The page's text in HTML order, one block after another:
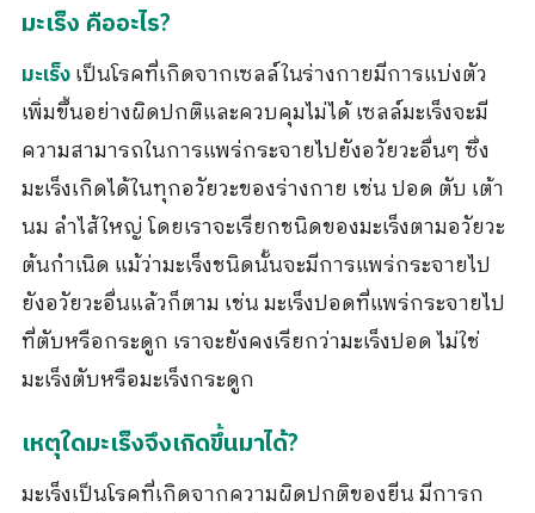
มะเร็ง คืออะไร?
มะเร็ง เป็นโรคที่เกิดจากเซลล์ในร่างกายมีการแบ่งตัว
เพิ่มขึ้นอย่างผิดปกติและควบคุมไม่ได้ เซลล์มะเร็งจะมี
ความสามารถในการแพร่กระจายไปยังอวัยวะอื่นๆ ซึ่ง
มะเร็งเกิดได้ในทุกอวัยวะของร่างกาย เช่น ปอด ตับ เต้า
นม ลำไส้ใหญ่ โดยเราจะเรียกชนิดของมะเร็งตามอวัยวะ
ต้นกำเนิด แม้ว่ามะเร็งชนิดนั้นจะมีการแพร่กระจายไป
ยังอวัยวะอื่นแล้วก็ตาม เช่น มะเร็งปอดที่แพร่กระจายไป
ที่ตับหรือกระดูก เราจะยังคงเรียกว่ามะเร็งปอด ไม่ใช่
มะเร็งตับหรือมะเร็งกระดูก
เหตุใดมะเร็งจึงเกิดขึ้นมาได้?
มะเร็งเป็นโรคที่เกิดจากความผิดปกติของยีน มีการก